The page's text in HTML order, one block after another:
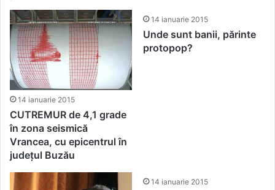
14 ianuarie 2015
CUTREMUR de 4,1 grade
în zona seismică
Vrancea, cu epicentrul în
județul Buzău
14 ianuarie 2015
Unde sunt banii, părinte
protopop?
14 ianuarie 2015